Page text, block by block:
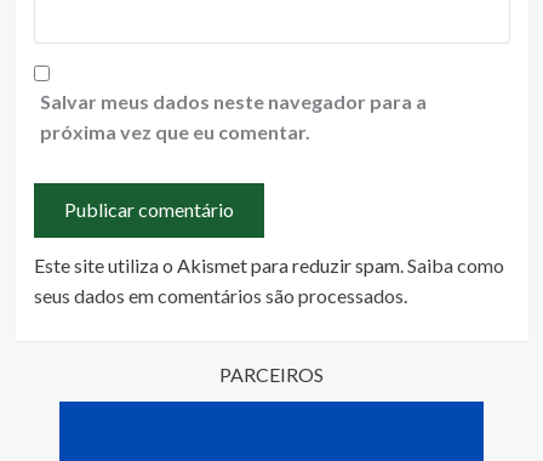
Salvar meus dados neste navegador para a
próxima vez que eu comentar.
Este site utiliza o Akismet para reduzir spam.Saiba como
seus dados em comentários são processados.
PARCEIROS